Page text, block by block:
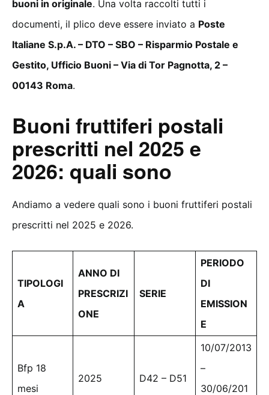
buoni in originale. Una volta raccolti tutti i
documenti, il plico deve essere inviato a Poste
Italiane S.p.A. – DTO – SBO – Risparmio Postale e
Gestito, Ufficio Buoni – Via di Tor Pagnotta, 2 –
00143 Roma.
Buoni fruttiferi postali
prescritti nel 2025 e
2026: quali sono
Andiamo a vedere quali sono i buoni fruttiferi postali
prescritti nel 2025 e 2026.
TIPOLOGI
A
ANNO DI
PRESCRIZI
ONE
SERIE
PERIODO
DI
EMISSION
E
Bfp 18
mesi
2025 D42 – D51
10/07/2013
–
30/06/201